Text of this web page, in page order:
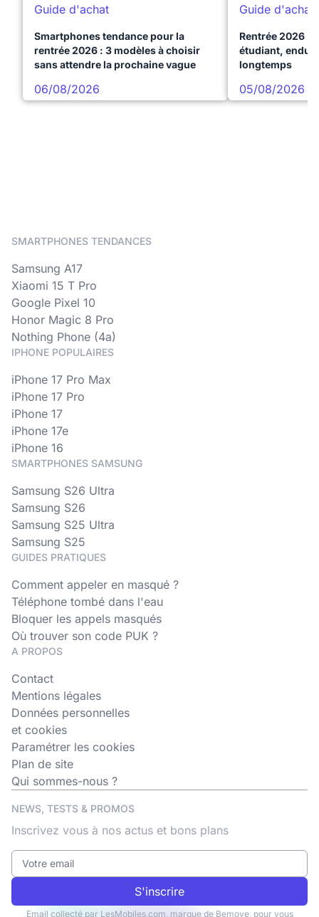
Guide d'achat
Smartphones tendance pour la
rentrée 2026 : 3 modèles à choisir
sans attendre la prochaine vague
06/08/2026
Guide d'achat
Rentrée 2026 :
étudiant,
longtemps
05/08/2026
SMARTPHONES TENDANCES
Samsung A17
Xiaomi 15 T Pro
Google Pixel 10
Honor Magic 8 Pro
Nothing Phone (4a)
IPHONE POPULAIRES
iPhone 17 Pro Max
iPhone 17 Pro
iPhone 17
iPhone 17e
iPhone 16
SMARTPHONES SAMSUNG
Samsung S26 Ultra
Samsung S26
Samsung S25 Ultra
Samsung S25
GUIDES PRATIQUES
Comment appeler en masqué ?
Téléphone tombé dans l'eau
Bloquer les appels masqués
Où trouver son code PUK ?
A PROPOS
Contact
Mentions légales
Données personnelles
et cookies
Paramétrer les cookies
Plan de site
Qui sommes-nous ?
NEWS, TESTS & PROMOS
Inscrivez vous à nos actus et bons plans
S'inscrire
Email collecté par LesMobiles.com, marque de Bemove, pour vous